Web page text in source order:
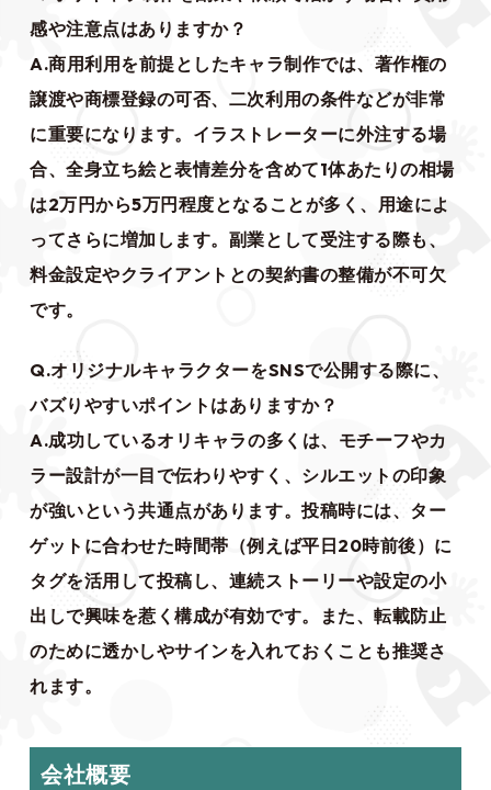
感や注意点はありますか？
A.商用利用を前提としたキャラ制作では、著作権の
譲渡や商標登録の可否、二次利用の条件などが非常
に重要になります。イラストレーターに外注する場
合、全身立ち絵と表情差分を含めて1体あたりの相場
は2万円から5万円程度となることが多く、用途によ
ってさらに増加します。副業として受注する際も、
料金設定やクライアントとの契約書の整備が不可欠
です。
Q.オリジナルキャラクターをSNSで公開する際に、
バズりやすいポイントはありますか？
A.成功しているオリキャラの多くは、モチーフやカ
ラー設計が一目で伝わりやすく、シルエットの印象
が強いという共通点があります。投稿時には、ター
ゲットに合わせた時間帯（例えば平日20時前後）に
タグを活用して投稿し、連続ストーリーや設定の小
出しで興味を惹く構成が有効です。また、転載防止
のために透かしやサインを入れておくことも推奨さ
れます。
会社概要